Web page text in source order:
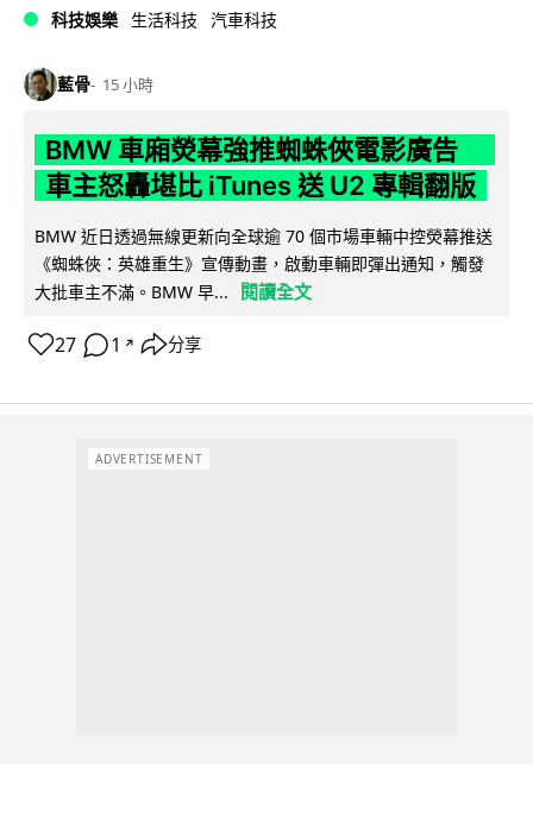
科技娛樂 生活科技 汽車科技
藍骨 15 小時
BMW 車廂熒幕強推蜘蛛俠電影廣告
車主怒轟堪比 iTunes 送 U2 專輯翻版
BMW 近日透過無線更新向全球逾 70 個市場車輛中控熒幕推送
《蜘蛛俠：英雄重生》宣傳動畫，啟動車輛即彈出通知，觸發
大批車主不滿。BMW 早...
閱讀全文
27 1 ↗ 分享
ADVERTISEMENT